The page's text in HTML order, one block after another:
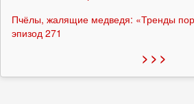
Пчёлы, жалящие медведя: «Тренды
эпизод 271
> > >